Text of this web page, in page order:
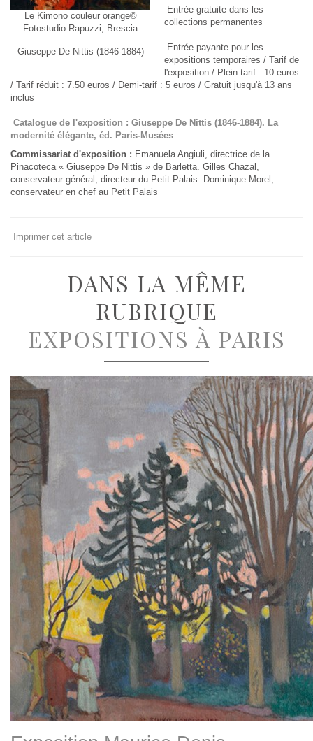
Le Kimono couleur orange©
Fotostudio Rapuzzi, Brescia
Giuseppe De Nittis (1846-1884)
Entrée gratuite dans les
collections permanentes
Entrée payante pour les
expositions temporaires / Tarif de
l'exposition / Plein tarif : 10 euros
/ Tarif réduit : 7.50 euros / Demi-tarif : 5 euros / Gratuit jusqu'à 13 ans
inclus
Catalogue de l'exposition : Giuseppe De Nittis (1846-1884). La
modernité élégante, éd. Paris-Musées
Commissariat d'exposition : Emanuela Angiuli, directrice de la
Pinacoteca « Giuseppe De Nittis » de Barletta. Gilles Chazal,
conservateur général, directeur du Petit Palais. Dominique Morel,
conservateur en chef au Petit Palais
Imprimer cet article
DANS LA MÊME
RUBRIQUE
EXPOSITIONS À PARIS